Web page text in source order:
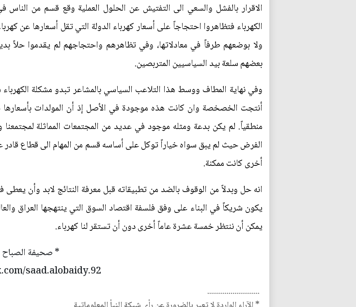
الاقرار بالفشل والسعي الى التفتيش عن الحلول العملية وقع قسم من
الكهرباء فتظاهروا احتجاجاً على أسعار كهرباء الدولة التي تقل أسعارها عن
ولا بوضعهم طرفاً في معادلاتها، وفي تظاهرهم واحتجاجهم لم يقدموا حلاً
بعضهم سلعة بيد السياسيين المتربصين.
وفي نهاية المطاف ووسط هذا التلاعب السياسي بالمشاعر تبدو مشكلة الكهرباء
أنتجت الخصخصة وان كانت هذه موجودة في الأصل إذ أن المولدات
منطقياً. لم يكن بدعة ومثله موجود في عديد من المجتمعات المماثلة
الفرض حيث لم يبق سواه خياراً توكل على أساسه قسم من المهام الى قطاع
أخرى كانت ممكنة.
انه حل وبدلاً من الوقوف بالضد من تطبيقاته قبل معرفة النتائج لابد وأن
يكون شريكاً في البناء على وفق فلسفة اقتصاد السوق التي ينتهجها العراق
يمكن أن ننتظر خمسة عشرة عاماً أخرى دون أن تستقر لنا كهرباء.
* صحيفة الصباح
saad.alobaidy.92
...........................